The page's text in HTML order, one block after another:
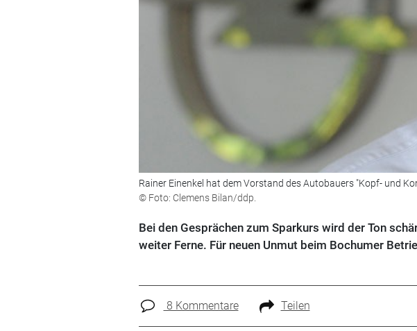
Rainer Einenkel hat dem Vorstand des Autobauers "Kopf- und
© Foto: Clemens Bilan/ddp.
Bei den Gesprächen zum Sparkurs wird der Ton
weiter Ferne. Für neuen Unmut beim Bochumer
8 Kommentare Teilen